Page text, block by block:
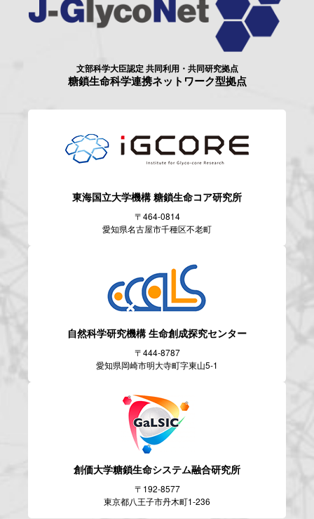
文部科学大臣認定 共同利用・共同研究拠点
糖鎖生命科学連携ネットワーク型拠点
東海国立大学機構糖鎖生命コア研究所
〒464-0814
愛知県名古屋市千種区不老町
自然科学研究機構生命創成探究センター
〒444-8787
愛知県岡崎市明大寺町字東山5-1
創価大学糖鎖生命システム融合研究所
〒192-8577
東京都八王子市丹木町1-236